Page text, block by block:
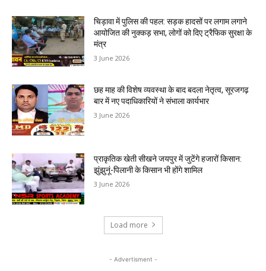
चिड़ावा में पुलिस की पहल: सड़क हादसों पर लगाम लगाने
आयोजित की नुक्कड़ सभा, लोगों को दिए ट्रैफिक सुरक्षा के
मंत्र
3 June 2026
छह माह की विशेष व्यवस्था के बाद बदला नेतृत्व, सूरजगढ़
बार में नए पदाधिकारियों ने संभाला कार्यभार
3 June 2026
प्राकृतिक खेती सीखने जयपुर में जुटेंगे हजारों किसान:
झुंझुनूं-पिलानी के किसान भी होंगे शामिल
3 June 2026
Load more
- Advertisment -